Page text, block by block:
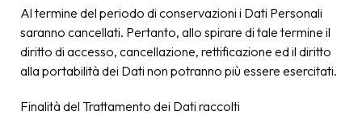
Al termine del periodo di conservazioni i Dati Personali
saranno cancellati. Pertanto, allo spirare di tale termine il
diritto di accesso, cancellazione, rettificazione ed il diritto
alla portabilità dei Dati non potranno più essere esercitati.
Finalità del Trattamento dei Dati raccolti